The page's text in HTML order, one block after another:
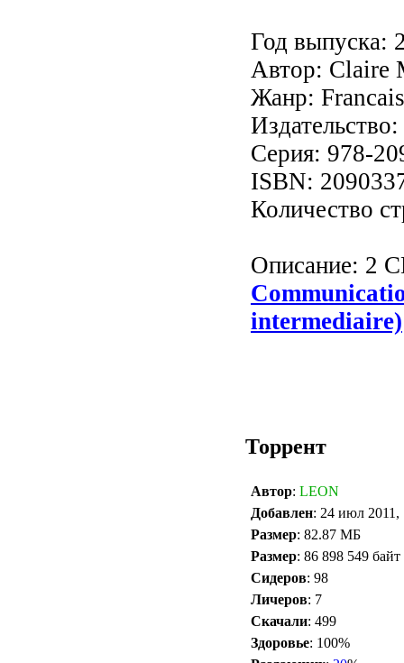
Год выпуска:
Автор: Claire
Жанр:
Серия: 978-
ISBN:
Количество
Описание: 2
intermediaire)
Торрент
Автор: LEON
Добавлен: 24 июл 2011,
Размер: 82.87 МБ
Размер: 86 898 549 байт
Сидеров: 98
Личеров: 7
Скачали: 499
Здоровье: 100%